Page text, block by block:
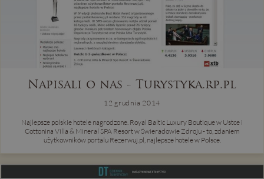
Napisali o nas - Turystyka.rp.pl
12 grudnia 2014
Najlepsze polskie hotele nagrodzone. Royal Baltic Luxury Boutique w Ustce i
Cottonina Villa & Mineral SPA Resort w Świeradowie Zdroju - to, zdaniem
użytkowników portalu Rezerwuj.pl, najlepsze hotele w Polsce.